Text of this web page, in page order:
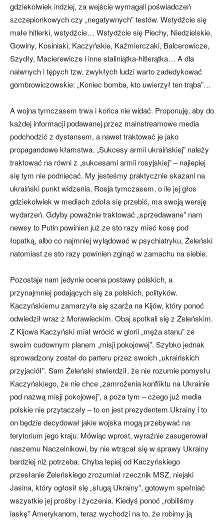
gdziekolwiek indziej, za wejście wymagali poświadczeń
szczepionkowych czy „negatywnych” testów. Wstydźcie się
małe hitlerki, wstydźcie… Wstydźcie się Piechy, Niedzielskie,
Gowiny, Kosiniaki, Kaczyńskie, Kaźmierczaki, Balcerowicze,
Szydły, Macierewicze i inne staliniątka-hitlerątka… A dla
naiwnych i tępych tzw. zwykłych ludzi warto zadedykować
gombrowiczowskie: „Koniec bomba, kto uwierzył ten trąba”…
A wojna tymczasem trwa i końca nie widać. Proponuję, aby do
każdej informacji podawanej przez mainstreamowe media
podchodzić z dystansem, a nawet traktować je jako
propagandowe kłamstwa. „Sukcesy armii ukraińskiej” należy
traktować na równi z „sukcesami armii rosyjskiej” – najlepiej
się tym nie podniecać. My jesteśmy praktycznie skazani na
ukraiński punkt widzenia, Rosja tymczasem, o ile jej głos
gdziekolwiek w mediach zdoła się przebić, ma swoją wersję
wydarzeń. Gdyby poważnie traktować „sprzedawane” nam
newsy to Putin powinien już ze sto razy mieć kosę pod
łopatką, albo co najmniej wylądować w psychiatryku, Żeleński
natomiast ze sto razy powinien zginąć w zamachu na siebie.
Pozostaje nam jedynie ocena postawy polskich, a
przynajmniej podających się za polskich, polityków.
Kaczyńskiemu zamarzyła się szarża na Kijów, który ponoć
odwiedził wraz z Morawieckim. Obaj spotkali się z Żeleńskim.
Z Kijowa Kaczyński miał wrócić w glorii „męża stanu” ze
swoim cudownym planem „misji pokojowej”. Szybko jednak
sprowadzony został do parteru przez swoich „ukraińskich
przyjaciół”. Sam Żeleński stwierdził, że nie rozumie pomysłu
Kaczyńskiego, że nie chce „zamrożenia konfliktu na Ukrainie
pod nazwą misji pokojowej”, a poza tym – czego już media
polskie nie przytaczały – to on jest prezydentem Ukrainy i to
on będzie decydował jakie wojska mogą przebywać na
terytorium jego kraju. Mówiąc wprost, wyraźnie zasugerował
naszemu Naczelnikowi, by nie wtrącał się w sprawy Ukrainy
bardziej niż potrzeba. Chyba lepiej od Kaczyńskiego
przesłanie Żeleńskiego zrozumiał rzecznik MSZ, niejaki
Jasina, który ogłosił się „sługą Ukrainy”, gotowym spełniać
wszystkie jej prośby i życzenia. Kiedyś ponoć „robiliśmy
laskę” Amerykanom, teraz wychodzi na to, że robimy ją